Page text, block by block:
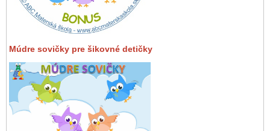
Múdre sovičky pre šikovné detičky